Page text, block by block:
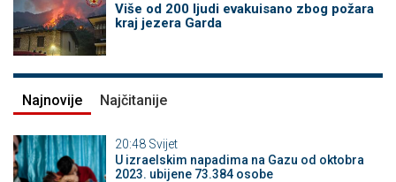
Više od 200 ljudi evakuisano zbog požara
kraj jezera Garda
Najnovije Najčitanije
20:48 Svijet
U izraelskim napadima na Gazu od oktobra
2023. ubijene 73.384 osobe